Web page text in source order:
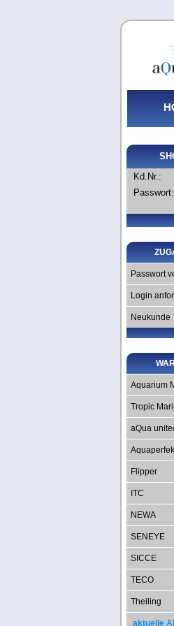
Kd.Nr.:
Passwort:
Passwort
Login
Neukunde
Aquarium
Tropic
aQua
Flipper
ITC
NEWA
SENEYE
SICCE
TECO
Theiling
aktuelle